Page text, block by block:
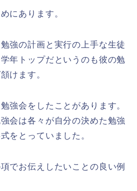
にあります。
強の計画と実行の上手な生徒
年トップだというのも彼の勉
けます。
強会をしたことがあります。
会は各々が自分の決めた勉強
をとっていました。
でお伝えしたいことの良い例